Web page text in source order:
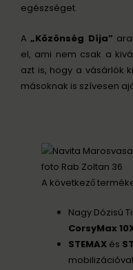
egészséget.
A „Közönség Díja”
el, ami nem csak a
azt is, hogy a vásárlók
másoknak is szívesen
A következő
Nagy Dózisú
CorsyMax
STEMAX és